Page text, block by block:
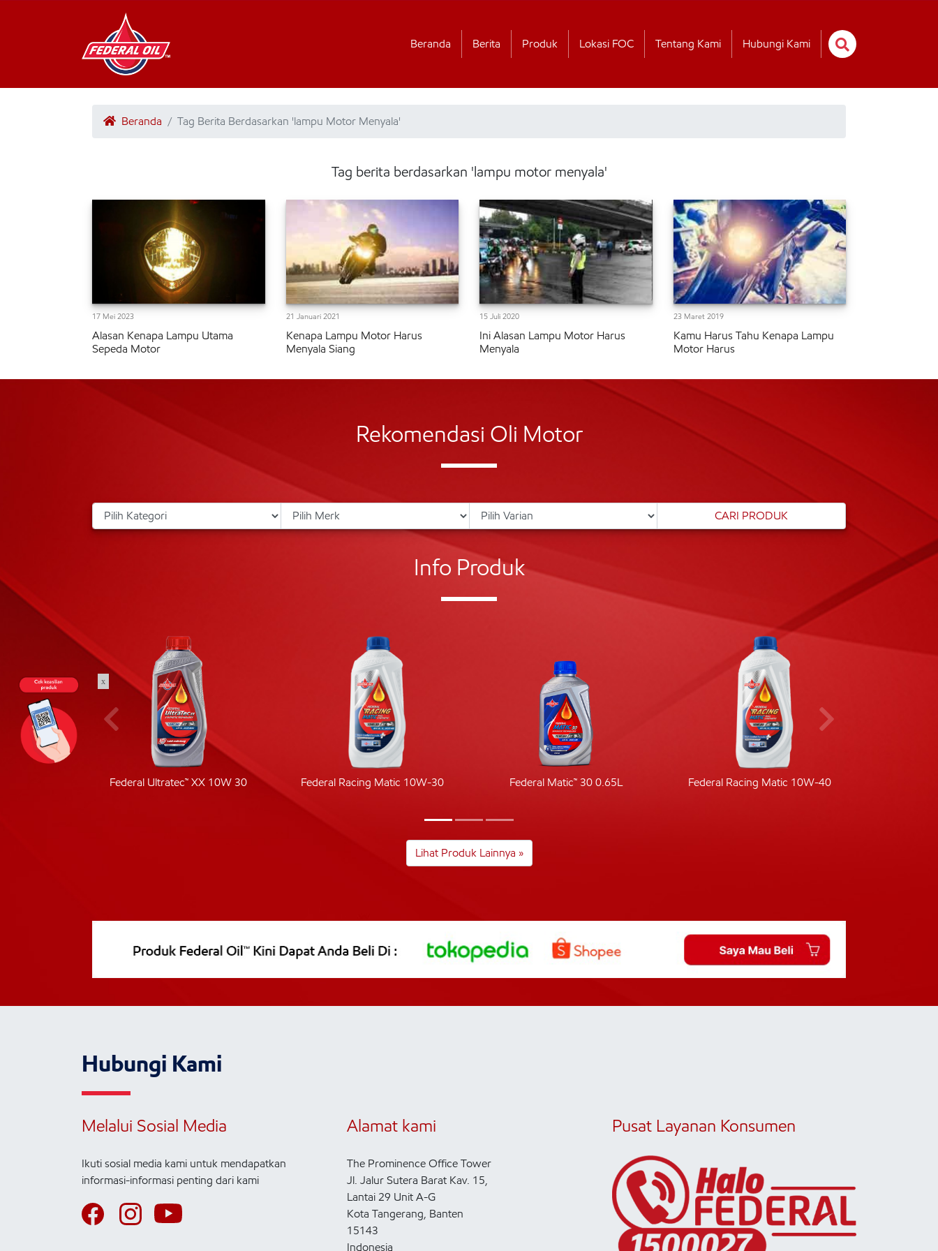
Beranda Berita Produk Lokasi FOC Tentang Kami Hubungi Kami
Beranda Tag Berita Berdasarkan 'lampu Motor Menyala'
Tag berita berdasarkan 'lampu motor menyala'
17 Mei 2023
Alasan Kenapa Lampu Utama
Sepeda Motor
21 Januari 2021
Kenapa Lampu Motor Harus
Menyala Siang
15 Juli 2020
Ini Alasan Lampu Motor Harus
Menyala
23 Maret 2019
Kamu Harus Tahu Kenapa Lampu
Motor Harus
Rekomendasi Oli Motor
Info Produk
Federal Ultratec™ XX 10W 30 Federal Racing Matic 10W-30 Federal Matic™ 30 0.65L Federal Racing Matic 10W-40
Lihat Produk Lainnya »
Hubungi Kami
Melalui Sosial Media
Ikuti sosial media kami untuk mendapatkan
informasi-informasi penting dari kami
Alamat kami
The Prominence Office Tower
Jl. Jalur Sutera Barat Kav. 15,
Lantai 29 Unit A-G
Kota Tangerang, Banten
15143
Indonesia
Pusat Layanan Konsumen
x